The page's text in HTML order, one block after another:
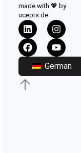
made with 💖 by
ucepts.de
German